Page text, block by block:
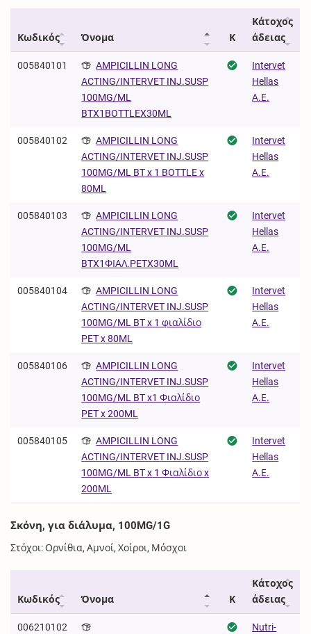
Κωδικός Όνομα Κ
Κάτοχος
άδειας
005840101
AMPICILLIN LONG
ACTING/INTERVET INJ.SUSP
100MG/ML
BTX1BOTTLEX30ML
Intervet
Hellas
Α.Ε.
005840102
AMPICILLIN LONG
ACTING/INTERVET INJ.SUSP
100MG/ML BT x 1 BOTTLE x
80ML
Intervet
Hellas
Α.Ε.
005840103
AMPICILLIN LONG
ACTING/INTERVET INJ.SUSP
100MG/ML
BTX1ΦΙΑΛ.PETX30ML
Intervet
Hellas
Α.Ε.
005840104
AMPICILLIN LONG
ACTING/INTERVET INJ.SUSP
100MG/ML BT x 1 φιαλίδιο
PET x 80ML
Intervet
Hellas
Α.Ε.
005840106
AMPICILLIN LONG
ACTING/INTERVET INJ.SUSP
100MG/ML BT x1 Φιαλίδιο
PET x 200ML
Intervet
Hellas
Α.Ε.
005840105
AMPICILLIN LONG
ACTING/INTERVET INJ.SUSP
100MG/ML BT x 1 Φιαλίδιο x
200ML
Intervet
Hellas
Α.Ε.
Σκόνη, για διάλυμα, 100MG/1G
Στόχοι: Ορνίθια, Αμνοί, Χοίροι, Μόσχοι
Κωδικός Όνομα Κ
Κάτοχος
άδειας
006210102
Nutri-